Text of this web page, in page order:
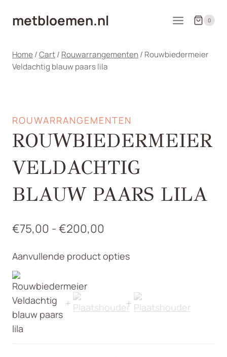
naarmetbloemen.nl 0
Home/Cart/ Rouwarrangementen/ Rouwbiedermeier
Veldachtig blauw paars lila
ROUWARRANGEMENTEN
ROUWBIEDERMEIER
VELDACHTIG
BLAUW PAARS LILA
€75,00 -€200,00
tot
Aanvullende product opties